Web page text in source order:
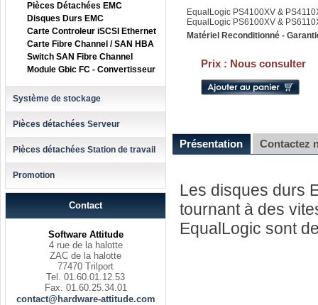
Pièces Détachées EMC
Disques Durs EMC
Carte Controleur iSCSI Ethernet
Carte Fibre Channel / SAN HBA
Switch SAN Fibre Channel
Module Gbic FC - Convertisseur
Système de stockage
Pièces détachées Serveur
Pièces détachées Station de travail
Promotion
Contact
Software Attitude
4 rue de la halotte
ZAC de la halotte
77470 Trilport
Tel. 01.60.01.12.53
Fax. 01.60.25.34.01
contact@hardware-attitude.com
EqualLogic PS4100XV &
EqualLogic PS6100XV &
Matériel Reconditionné -
Prix : Nous consulter
Présentation Contactez
Les disques durs
tournant à des
EqualLogic sont